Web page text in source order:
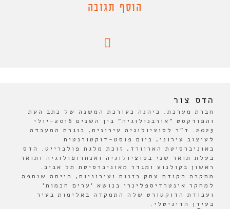
הוסף תגובה
הדס צור
חברת מערכת. כיהנה כעורכת המשנה של כתב העת
והפודקסט "אורבנולוגיה" בין השנים 2016-יולי
2023. ד"ר לסוציולוגיה עירונית, בוגרת המעבדה
לעיצוב עירוני, כיום פוסט-דוקטורנטית
באוניברסיטת הארוורד, זוכת מלגת פולברייט. הדס
בעלת תואר שני בסוציולוגיה ואנתרופולוגיה ותואר
ראשון בקולנוע ומגדר מאוניברסיטת תל אביב.
מחקרה הקודם עסק בזנות ועירוניות, הייתה שותפה
למחקר אינטרדיספלינרי בנושא 'ערים חכמות'
ועבודת הדוקטורט שלה התמקדה באלימות בעיר
בעידן הדיגיטלי.